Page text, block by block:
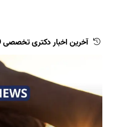
آخرین اخبار دکتری تخصصی PhD